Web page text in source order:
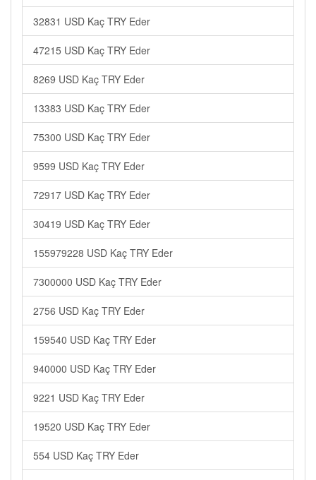
32831 USD Kaç TRY Eder
47215 USD Kaç TRY Eder
8269 USD Kaç TRY Eder
13383 USD Kaç TRY Eder
75300 USD Kaç TRY Eder
9599 USD Kaç TRY Eder
72917 USD Kaç TRY Eder
30419 USD Kaç TRY Eder
155979228 USD Kaç TRY Eder
7300000 USD Kaç TRY Eder
2756 USD Kaç TRY Eder
159540 USD Kaç TRY Eder
940000 USD Kaç TRY Eder
9221 USD Kaç TRY Eder
19520 USD Kaç TRY Eder
554 USD Kaç TRY Eder